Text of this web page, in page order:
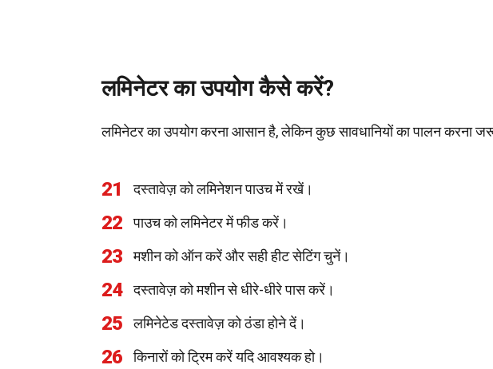
लमिनेटर का उपयोग कैसे करें?
लमिनेटर का उपयोग करना आसान है, लेकिन कुछ सावधानियों का पालन करना
21 दस्तावेज़ को लमिनेशन पाउच में रखें।
22 पाउच को लमिनेटर में फीड करें।
23 मशीन को ऑन करें और सही हीट सेटिंग चुनें।
24 दस्तावेज़ को मशीन से धीरे-धीरे पास करें।
25 लमिनेटेड दस्तावेज़ को ठंडा होने दें।
26 किनारों को ट्रिम करें यदि आवश्यक हो।